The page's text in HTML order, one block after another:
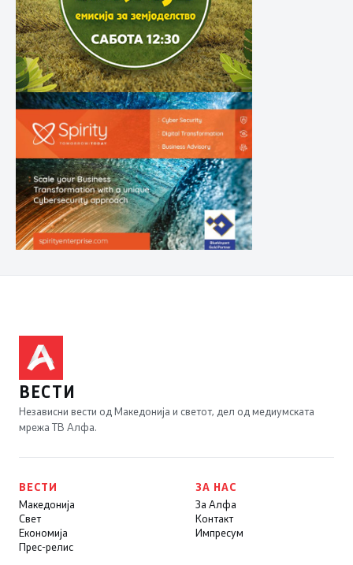
ВЕСТИ
Независни вести од Македонија и светот, дел од медиумската
мрежа ТВ Алфа.
ВЕСТИ
Македонија
Свет
Економија
Прес-релис
ЗА НАС
За Алфа
Контакт
Импресум